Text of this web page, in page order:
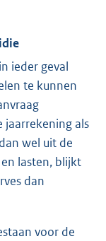
ieder geval
te kunnen
jaarrekening als
wel uit de
lasten, blijkt
dan
voor de